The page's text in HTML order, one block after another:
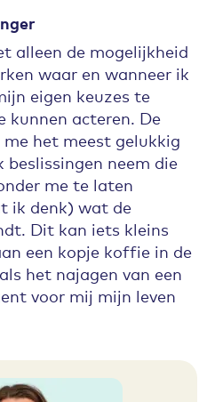
alleen de mogelijkheid
waar en wanneer ik
eigen keuzes te
kunnen acteren. De
het meest gelukkig
neem die
me te laten
ik denk) wat de
Dit kan iets kleins
een kopje koffie in de
het najagen van een
voor mij mijn leven